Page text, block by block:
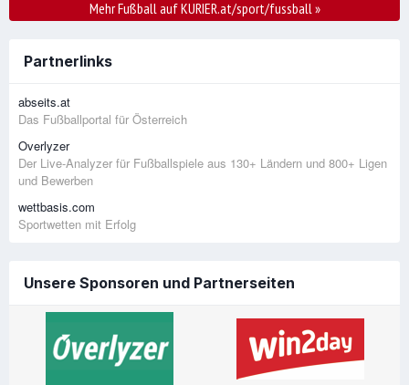
Mehr Fußball auf KURIER.at/sport/fussball»
Partnerlinks
abseits.at
Das Fußballportal für Österreich
Overlyzer
Der Live-Analyzer für Fußballspiele aus 130+ Ländern und 800+ Ligen
und Bewerben
wettbasis.com
Sportwetten mit Erfolg
Unsere Sponsoren und Partnerseiten